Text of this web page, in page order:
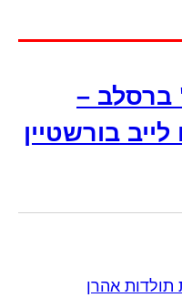
ברסלב –
בורשטיין
תולדות אהרן